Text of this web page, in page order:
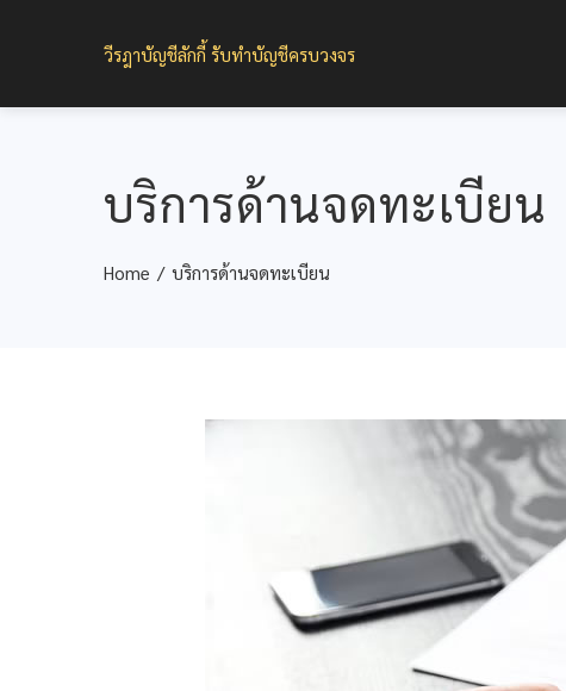
วีรฎาบัญชีลักกี้ รับทำบัญชีครบวงจร
บริการด้านจดทะเบียน
Home บริการด้านจดทะเบียน